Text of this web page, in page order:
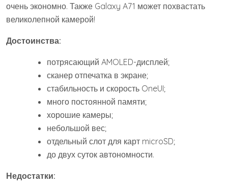
очень экономно. Также Galaxy A71 может похвастать
великолепной камерой!
Достоинства:
потрясающий AMOLED-дисплей;
сканер отпечатка в экране;
стабильность и скорость OneUI;
много постоянной памяти;
хорошие камеры;
небольшой вес;
отдельный слот для карт microSD;
до двух суток автономности.
Недостатки: